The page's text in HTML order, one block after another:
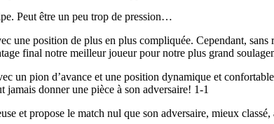
Peut être un peu trop de pression…
une position de plus en plus compliquée. Cependant,
final notre meilleur joueur pour notre plus grand
un pion d’avance et une position dynamique et
jamais donner une pièce à son adversaire! 1-1
et propose le match nul que son adversaire, mieux classé,